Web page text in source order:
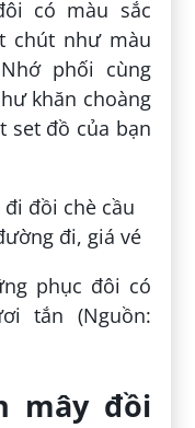
có màu sắc
chút như màu
phối cùng
khăn choàng
set đồ của bạn
phục đôi có
tắn (Nguồn:
mây đồi